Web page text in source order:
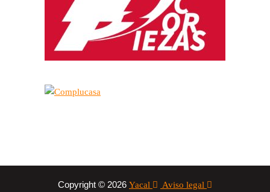
Copyright © 2026 Yacal Aviso legal